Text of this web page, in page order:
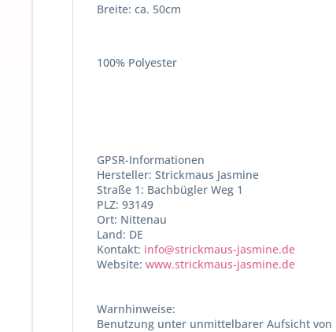
Breite: ca. 50cm
100% Polyester
GPSR-Informationen
Hersteller: Strickmaus Jasmine
Straße 1: Bachbügler Weg 1
PLZ: 93149
Ort: Nittenau
Land: DE
Kontakt: info@strickmaus-jasmine.de
Website: www.strickmaus-jasmine.de
Warnhinweise:
Benutzung unter unmittelbarer Aufsicht von